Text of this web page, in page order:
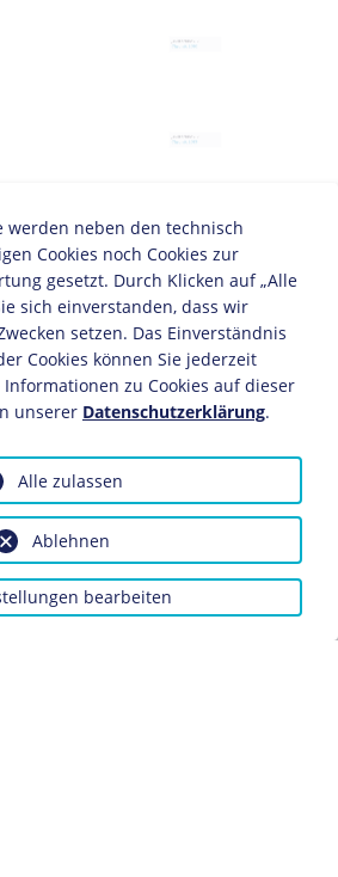
Chronik 2010
Chronik 2013
JAHRESCHRONIK
Chronik 1987
JAHRESCHRONIK
Chronik 2012
JAHRESCHRONIK
werden neben den technisch
Cookies noch Cookies zur
gesetzt. Durch Klicken auf „Alle
sich einverstanden, dass wir
setzen. Das Einverständnis
Cookies können Sie jederzeit
zu Cookies auf dieser
unserer Datenschutzerklärung.
bearbeiten
Ablehnen
Alle zulassen